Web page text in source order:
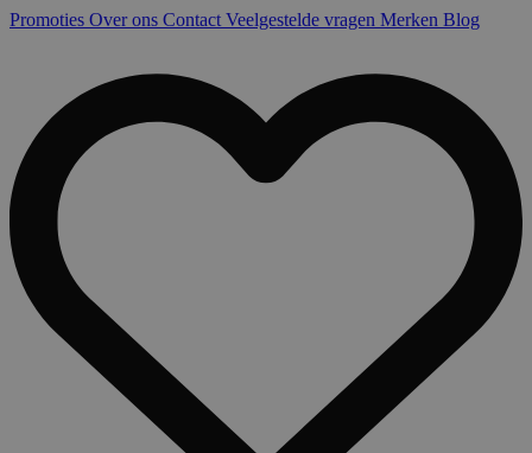
Promoties Over ons Contact Veelgestelde vragen Merken Blog